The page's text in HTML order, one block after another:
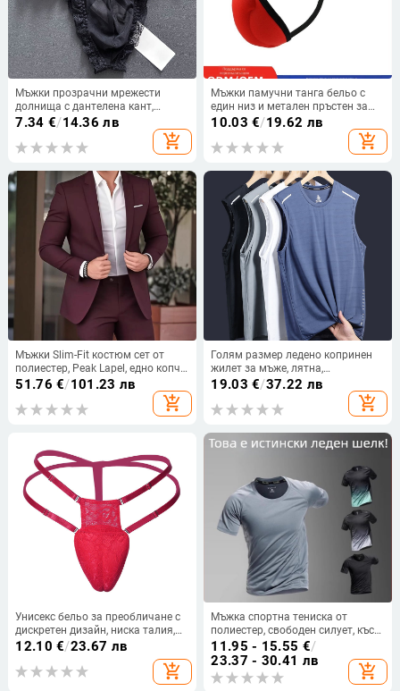
Мъжки прозрачни мрежести
долнища с дантелена кант,
триъгълни бикини модел 8893
7.34 €/14.36 лв
add_shopping_cart
Мъжки памучни танга бельо с
един низ и метален пръстен за
защита на чатала, ниска талия и
10.03 €/19.62 лв
add_shopping_cart
Мъжки Slim-Fit костюм сет от
полиестер, Peak Lapel, едно копче,
централна задна цепка
51.76 €/101.23 лв
add_shopping_cart
Голям размер ледено копринен
жилет за мъже, лятна,
абсорбираща потта, дишаща, без
свободна, марка Tide, спортни
19.03 €/37.22 лв
add_shopping_cart
Унисекс бельо за преобличане с
дискретен дизайн, ниска талия,
танга стил, флорални жакард
12.10 €/23.67 лв
add_shopping_cart
Мъжка спортна тениска от
полиестер, свободен силует, къс
ръкав, кръгла яка
11.95 - 15.55 €/
23.37 - 30.41 лв
add_shopping_cart